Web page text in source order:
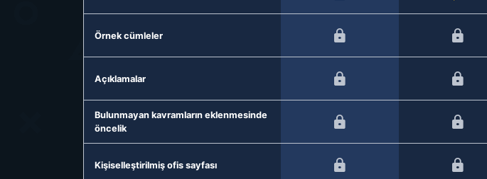
Örnek cümleler
Açıklamalar
Bulunmayan kavramların eklenmesinde
öncelik
Kişiselleştirilmiş ofis sayfası